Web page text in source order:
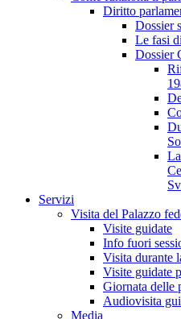
Diritto
Dossier
Le fasi
Dossier
Servizi
Visita del Palazzo
Visite guidate
Info fuori
Visita durante
Visite guidate
Giornata delle
Audiovisita
Media